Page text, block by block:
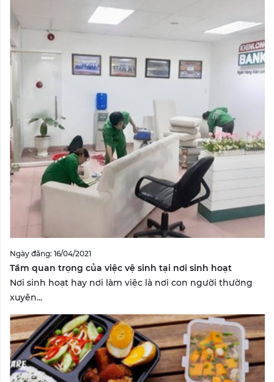
Ngày đăng: 16/04/2021
Tầm quan trọng của việc vệ sinh tại nơi sinh hoạt
Nơi sinh hoạt hay nơi làm việc là nơi con người thường
xuyên...